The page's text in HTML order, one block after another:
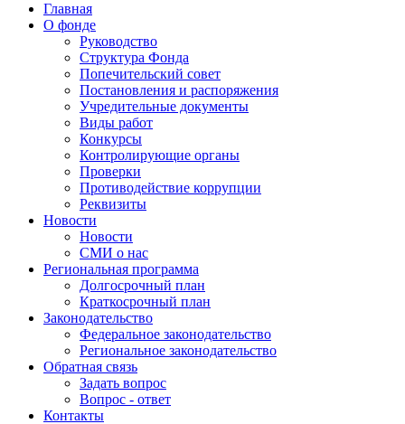
Главная
О фонде
Руководство
Структура Фонда
Попечительский совет
Постановления и распоряжения
Учредительные документы
Виды работ
Конкурсы
Контролирующие органы
Проверки
Противодействие коррупции
Реквизиты
Новости
Новости
СМИ о нас
Региональная программа
Долгосрочный план
Краткосрочный план
Законодательство
Федеральное законодательство
Региональное законодательство
Обратная связь
Задать вопрос
Вопрос - ответ
Контакты